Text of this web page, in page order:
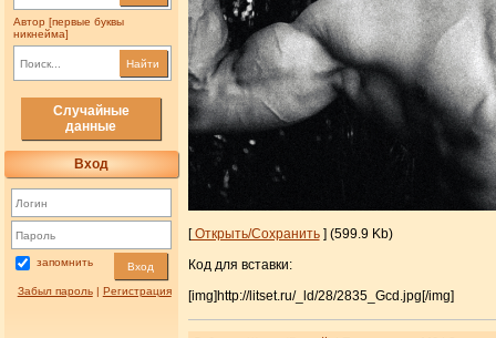
Автор [первые буквы
никнейма]
Найти
Случайные
данные
Вход
запомнить Вход
Забыл пароль| Регистрация
[Открыть/Сохранить] (599.9 Kb)
Код для вставки:
[img]http://litset.ru/_ld/28/2835_Gcd.jpg[/img]